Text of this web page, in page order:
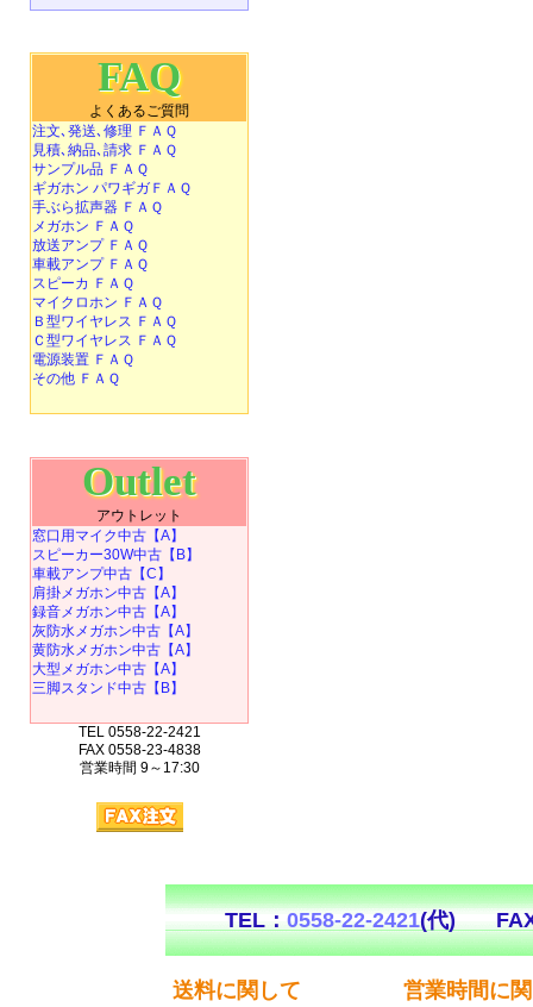
FAQ
よくあるご質問
注文､発送､修理 ＦＡＱ
見積､納品､請求 ＦＡＱ
サンプル品 ＦＡＱ
ギガホン パワギガＦＡＱ
手ぶら拡声器 ＦＡＱ
メガホン ＦＡＱ
放送アンプ ＦＡＱ
車載アンプ ＦＡＱ
スピーカ ＦＡＱ
マイクロホン ＦＡＱ
Ｂ型ワイヤレス ＦＡＱ
Ｃ型ワイヤレス ＦＡＱ
電源装置 ＦＡＱ
その他 ＦＡＱ
Outlet
アウトレット
窓口用マイク中古【A】
スピーカー30W中古【B】
車載アンプ中古【C】
肩掛メガホン中古【A】
録音メガホン中古【A】
灰防水メガホン中古【A】
黄防水メガホン中古【A】
大型メガホン中古【A】
三脚スタンド中古【B】
TEL 0558-22-2421
FAX 0558-23-4838
営業時間 9～17:30